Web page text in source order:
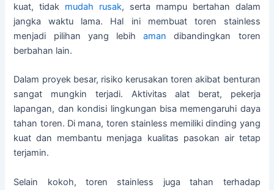
kuat, tidak mudah rusak, serta mampu bertahan dalam
jangka waktu lama. Hal ini membuat toren stainless
menjadi pilihan yang lebihaman dibandingkan toren
berbahan lain.
Dalam proyek besar, risiko kerusakan toren akibat benturan
sangat mungkin terjadi. Aktivitas alat berat, pekerja
lapangan, dan kondisi lingkungan bisa memengaruhi daya
tahan toren. Di mana, toren stainless memiliki dinding yang
kuat dan membantu menjaga kualitas pasokan air tetap
terjamin.
Selain kokoh, toren stainless juga tahan terhadap